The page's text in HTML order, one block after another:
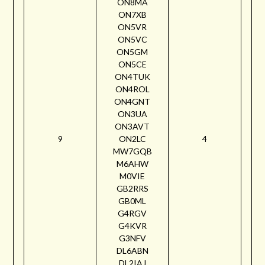
9
ON8MA
ON7XB
ON5VR
ON5VC
ON5GM
ON5CE
ON4TUK
ON4ROL
ON4GNT
ON3UA
ON3AVT
ON2LC
MW7GQB
M6AHW
M0VIE
GB2RRS
GB0ML
G4RGV
G4KVR
G3NFV
DL6ABN
4